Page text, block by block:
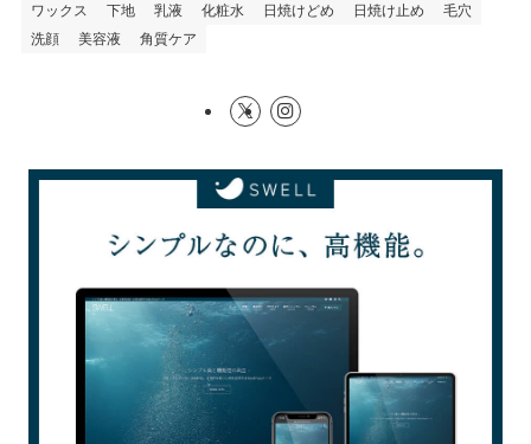
ワックス
下地 乳液 化粧水 日焼けどめ 日焼け止め
毛穴
洗顔
美容液 角質ケア